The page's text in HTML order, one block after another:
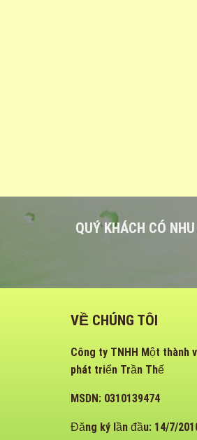
QUÝ KHÁCH CÓ
VỀ CHÚNG TÔI
Công ty TNHH Một thành
phát triển Trần Thế
MSDN: 0310139474
Đăng ký lần đầu: 14/7/